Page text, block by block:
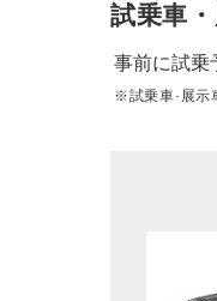
試乗車
事前に試乗
※試乗車·展示